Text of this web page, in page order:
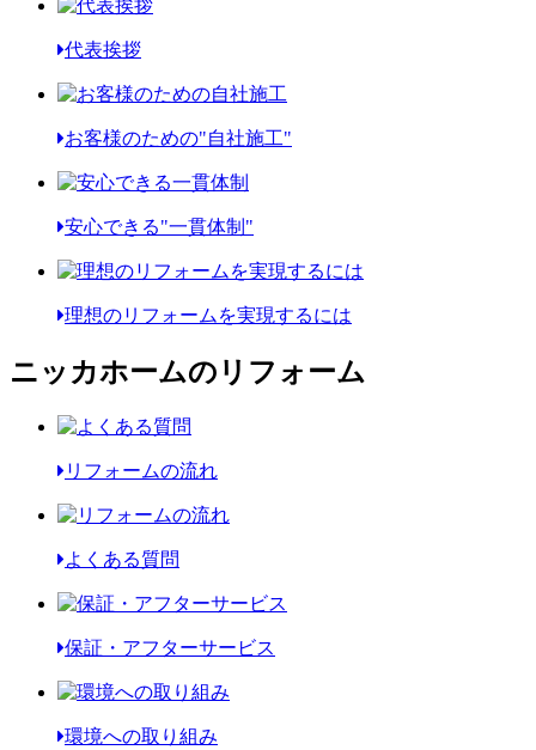
代表挨拶
お客様のための"自社施工"
安心できる"一貫体制"
理想のリフォームを実現するには
ニッカホームのリフォーム
リフォームの流れ
よくある質問
保証・アフターサービス
環境への取り組み